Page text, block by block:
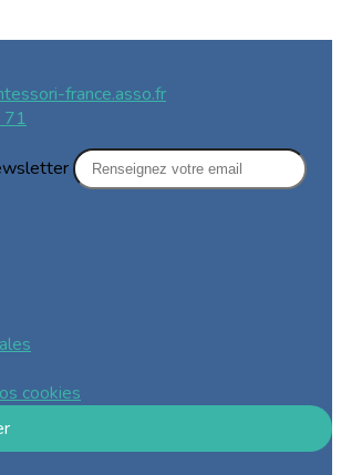
france.asso.fr
71
cookies